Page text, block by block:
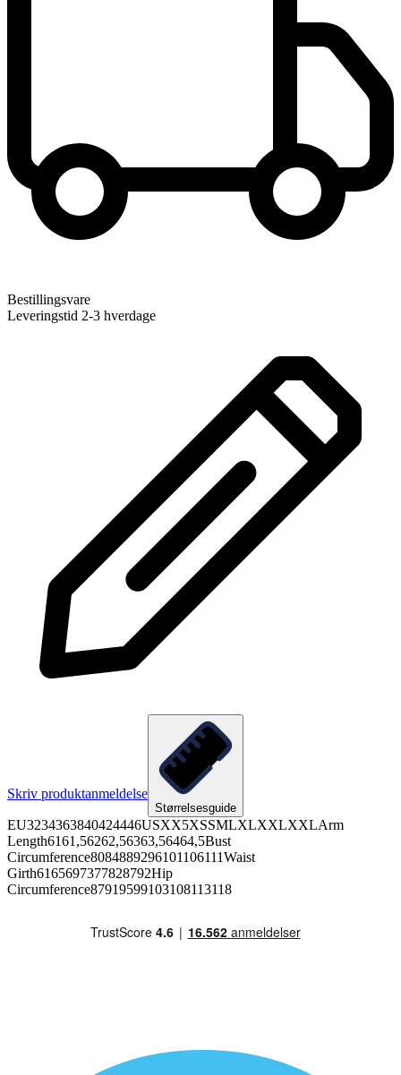
Bestillingsvare
Leveringstid 2-3 hverdage
Skriv produktanmeldelse
Størrelsesguide
EU3234363840424446USXX5XSSMLXLXXLXXLArm
Length6161,56262,56363,56464,5Bust
Circumference8084889296101106111Waist
Girth6165697377828792Hip
Circumference87919599103108113118